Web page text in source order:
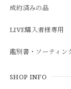
成約済みの品
LIVE購入者様専用
鑑別書・ソーティン
SHOP INFO